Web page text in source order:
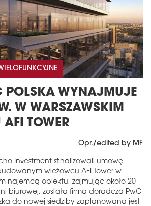
POLSKA WYNAJMUJE
W WARSZAWSKIM
TOWER
Opr./edited by MF
Investment sfinalizowali umowę
wieżowcu AFI Tower w
najemcą obiektu, zajmując około 20
biurowej, została firma doradcza PwC
do nowej siedziby zaplanowana jest